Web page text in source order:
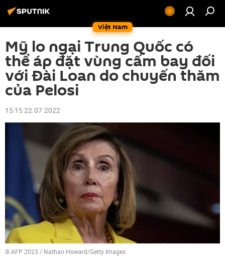
Việt Nam
Mỹ lo ngại Trung Quốc có
thể áp đặt vùng cấm bay đối
với Đài Loan do chuyến thăm
của Pelosi
15:15 22.07.2022
© AFP 2023 / Nathan Howard/Getty Images